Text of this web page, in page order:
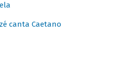
canta Caetano